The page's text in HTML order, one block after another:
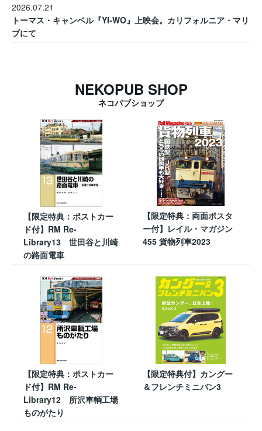
2026.07.21
トーマス・キャンベル『YI-WO』上映会。カリフォルニア・マリ
ブにて
NEKOPUB SHOP
ネコパブショップ
【限定特典：ポストカー
ド付】RM Re-
Library13 世田谷と川崎
の路面電車
【限定特典：両面ポスタ
ー付】レイル・マガジン
455 貨物列車2023
【限定特典：ポストカー
ド付】RM Re-
Library12 所沢車輌工場
ものがたり
【限定特典付】カングー
＆フレンチミニバン3